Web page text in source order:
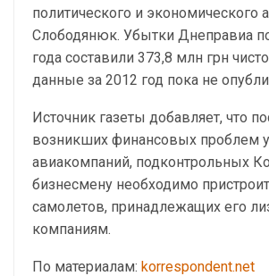
политического и экономического
Слободянюк. Убытки Днеправиа
года составили 373,8 млн грн
данные за 2012 год пока не
Источник газеты добавляет, что
возникших финансовых проблем у
авиакомпаний, подконтрольных
бизнесмену необходимо
самолетов, принадлежащих его
компаниям.
По материалам: korrespondent.net